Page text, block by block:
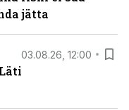
jätta
03.08.26, 12:00